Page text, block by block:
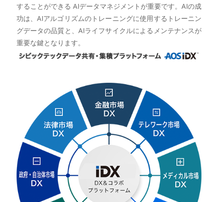
することができる AIデータマネジメントが重要です。AIの成
功は、AIアルゴリズムのトレーニングに使用するトレーニン
グデータの品質と、AIライフサイクルによるメンテナンスが
重要な鍵となります。